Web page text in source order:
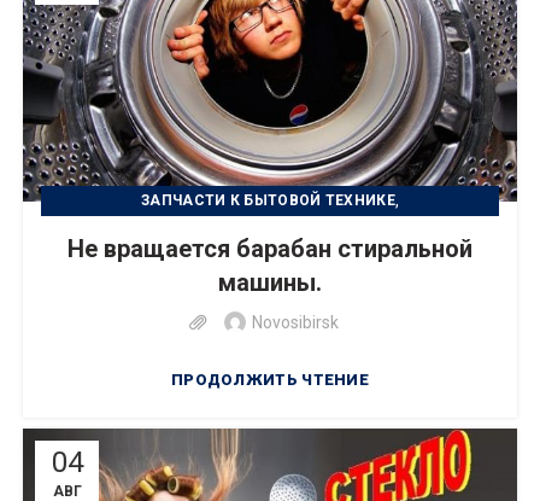
ЗАПЧАСТИ К БЫТОВОЙ ТЕХНИКЕ,
УСТРАНЕНИЕ НЕИСПРАВНОСТИ,УХОД ЗА ТЕХНИКОЙ
Не вращается барабан стиральной
машины.
Novosibirsk
ПРОДОЛЖИТЬ ЧТЕНИЕ
04
АВГ